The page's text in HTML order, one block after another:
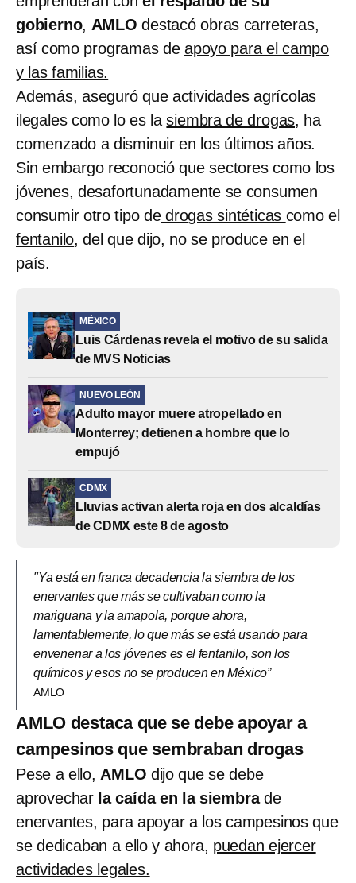
gobierno, AMLO destacó obras carreteras,
así como programas deapoyo para el campo
y las familias.
Además, aseguró que actividades agrícolas
ilegales como lo es lasiembra de drogas, ha
comenzado a disminuir en los últimos años.
Sin embargo reconoció que sectores como los
jóvenes, desafortunadamente se consumen
consumir otro tipo dedrogas sintéticas como el
fentanilo, del que dijo, no se produce en el
país.
MÉXICO
Luis Cárdenas revela el motivo de su salida
de MVS Noticias
NUEVO LEÓN
Adulto mayor muere atropellado en
Monterrey; detienen a hombre que lo
empujó
CDMX
Lluvias activan alerta roja en dos alcaldías
de CDMX este 8 de agosto
"Ya está en franca decadencia la siembra de los
enervantes que más se cultivaban como la
mariguana y la amapola, porque ahora,
lamentablemente, lo que más se está usando para
envenenar a los jóvenes es el fentanilo, son los
químicos y esos no se producen en México”
AMLO
AMLO destaca que se debe apoyar a
campesinos que sembraban drogas
Pese a ello, AMLO dijo que se debe
aprovechar la caída en la siembrade
enervantes, para apoyar a los campesinos que
se dedicaban a ello y ahora, puedan ejercer
actividades legales.